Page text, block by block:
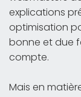
explications
optimisation
bonne et due
compte.
Mais en